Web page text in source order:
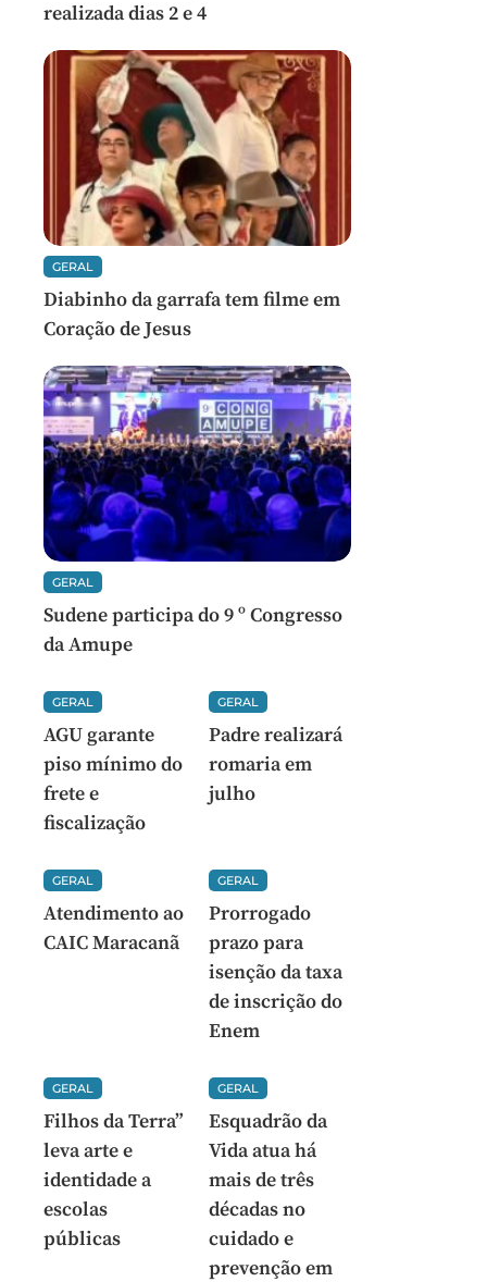
realizada dias 2 e 4
GERAL
Diabinho da garrafa tem filme em
Coração de Jesus
GERAL
Sudene participa do 9 º Congresso
da Amupe
GERAL
AGU garante
piso mínimo do
frete e
fiscalização
GERAL
Padre realizará
romaria em
julho
GERAL
Atendimento ao
CAIC Maracanã
GERAL
Prorrogado
prazo para
isenção da taxa
de inscrição do
Enem
GERAL
Filhos da Terra”
leva arte e
identidade a
escolas
públicas
GERAL
Esquadrão da
Vida atua há
mais de três
décadas no
cuidado e
prevenção em